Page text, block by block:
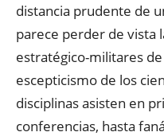
distancia prudente de
parece perder de vista
estratégico-militares
escepticismo de los
disciplinas asisten en
conferencias, hasta